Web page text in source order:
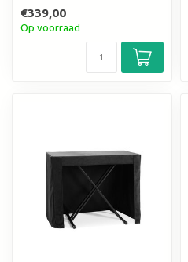
€339,00
Op voorraad